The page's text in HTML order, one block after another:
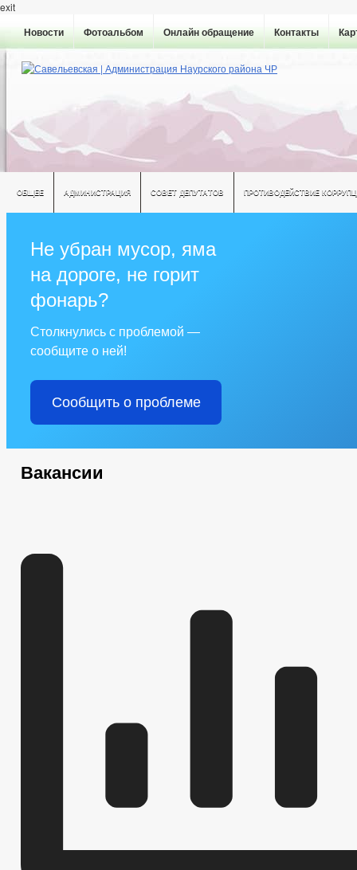
exit
Новости Фотоальбом Онлайн обращение Контакты
ОБЩЕЕ АДМИНИСТРАЦИЯ СОВЕТ ДЕПУТАТОВ ПРОТИВОДЕЙСТВИЕ
Не убран мусор, яма
на дороге, не горит
фонарь?
Столкнулись с проблемой —
сообщите о ней!
Сообщить о проблеме
Вакансии